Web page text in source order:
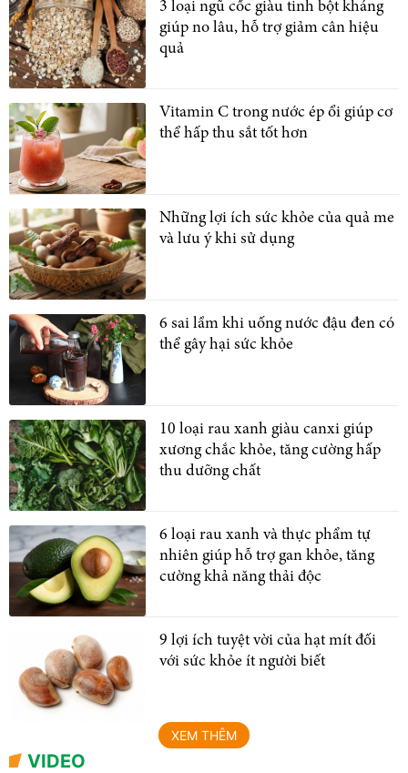
3 loại ngũ cốc giàu tinh bột kháng
giúp no lâu, hỗ trợ giảm cân hiệu
quả
Vitamin C trong nước ép ổi giúp cơ
thể hấp thu sắt tốt hơn
Những lợi ích sức khỏe của quả me
và lưu ý khi sử dụng
6 sai lầm khi uống nước đậu đen có
thể gây hại sức khỏe
10 loại rau xanh giàu canxi giúp
xương chắc khỏe, tăng cường hấp
thu dưỡng chất
6 loại rau xanh và thực phẩm tự
nhiên giúp hỗ trợ gan khỏe, tăng
cường khả năng thải độc
9 lợi ích tuyệt vời của hạt mít đối
với sức khỏe ít người biết
XEM THÊM
VIDEO